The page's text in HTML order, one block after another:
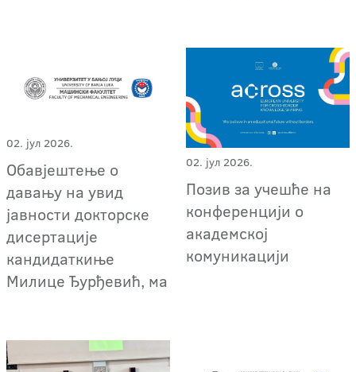
02. јул 2026.
Обавјештење о
давању на увид
јавности докторске
дисертације
кандидаткиње
Милице Ђурђевић, ма
02. јул 2026.
Позив за учешће на
конференцији о
академској
комуникацији